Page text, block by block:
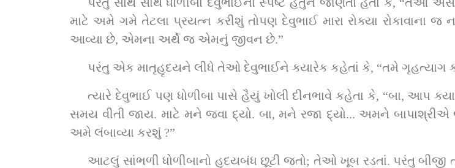
માટે અમે ગમે તેટલા પ્રયત્ન કરીશું તોપણ દેવુભાઈ મારા રોક્યા રોકાવાના જ
આવ્યા છે, એમના અર્થે જ એમનું જીવન છે.”
પરંતુ એક માતૃહૃદયને લીધે તેઓ દેવુભાઈને ક્યારેક કહેતાં કે, “તમે ગૃહત્યાગ
ત્યારે દેવુભાઈ પણ ધોળીબા પાસે હૈયું ખોલી દીનભાવે કહેતા કે, “બા, આપ
સમય વીતી જાય. માટે મને જવા દ્યો. બા, મને રજા દ્યો... અમને
અમે લંબાવ્યા કરશું ?”
આટલું સાંભળી ધોળીબાનો હૃદયબંધ છૂટી જતો; તેઓ ખૂબ રડતાં. પરંતુ બીજી